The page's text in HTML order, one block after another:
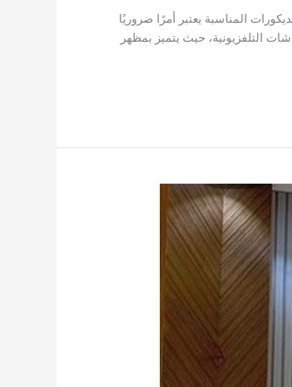
المناسبة يعتبر أمرًا ضروريًا
التلفزيونية، حيث يتميز بمظهر